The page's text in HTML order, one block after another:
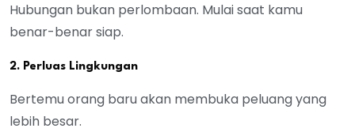
Hubungan bukan perlombaan. Mulai saat kamu
benar-benar siap.
2. Perluas Lingkungan
Bertemu orang baru akan membuka peluang yang
lebih besar.